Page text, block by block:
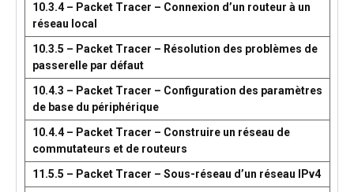
10.3.4 – Packet Tracer – Connexion d’un routeur à un
réseau local
10.3.5 – Packet Tracer – Résolution des problèmes de
passerelle par défaut
10.4.3 – Packet Tracer – Configuration des paramètres
de base du périphérique
10.4.4 – Packet Tracer – Construire un réseau de
commutateurs et de routeurs
11.5.5 – Packet Tracer – Sous-réseau d’un réseau IPv4